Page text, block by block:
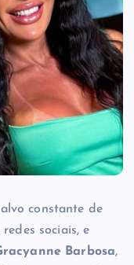
constante de
sociais, e
Barbosa,